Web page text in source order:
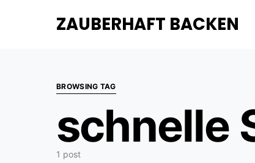
ZAUBERHAFT BACKEN
BROWSING TAG
schnelle
1 post